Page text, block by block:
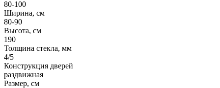
80-100
Ширина, см
80-90
Высота, см
190
Толщина стекла, мм
4/5
Конструкция дверей
раздвижная
Размер, см